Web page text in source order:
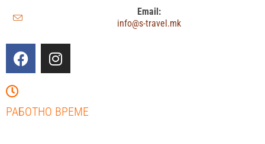
Email:
info@s-travel.mk
РАБОТНО ВРЕМЕ